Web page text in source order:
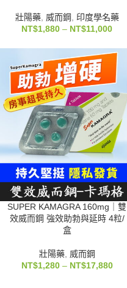
壯陽藥, 威而鋼, 印度學名藥
NT$1,880 – NT$11,000
SUPER KAMAGRA 160mg｜雙
效威而鋼 強效助勃與延時 4粒/
盒
壯陽藥, 威而鋼
NT$1,280 – NT$17,880